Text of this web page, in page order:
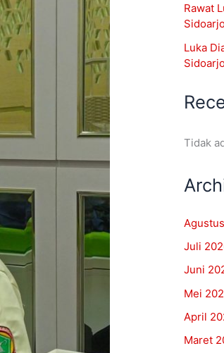
Rawat
Luka
Tidak
Juli
Juni
Mei
April
Maret